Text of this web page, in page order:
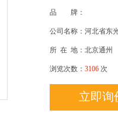
品 牌：
公司名称：河北省东
所 在 地：北京通州
浏览次数： 3106 次
立即询